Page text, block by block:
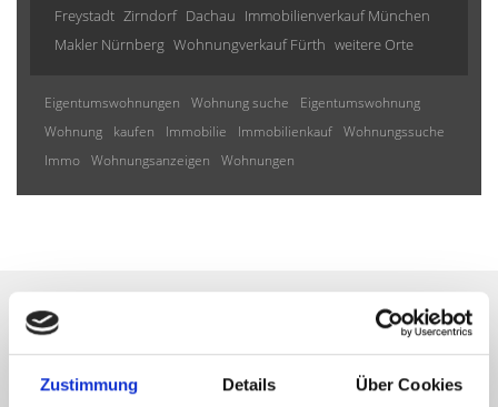
Zustimmung Details Über Cookies
Freystadt Zirndorf Dachau Immobilienverkauf München
Makler Nürnberg Wohnungverkauf Fürth weitere Orte
Eigentumswohnungen Wohnung suche
Eigentumswohnung
Wohnung
kaufen Immobilie Immobilienkauf Wohnungssuche
Immo Wohnungsanzeigen Wohnungen
Wir informieren Sie
automatisch über passende